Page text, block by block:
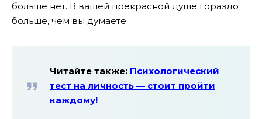
больше нет. В вашей прекрасной душе гораздо
больше, чем вы думаете.
Читайте также: Психологический
тест на личность — стоит пройти
каждому!